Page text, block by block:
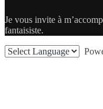
Je vous invite à
fantaisiste.